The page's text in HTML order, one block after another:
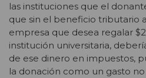
las instituciones que el
que sin el beneficio tributario
empresa que desea regalar
institución universitaria,
de ese dinero en impuestos,
la donación como un gasto